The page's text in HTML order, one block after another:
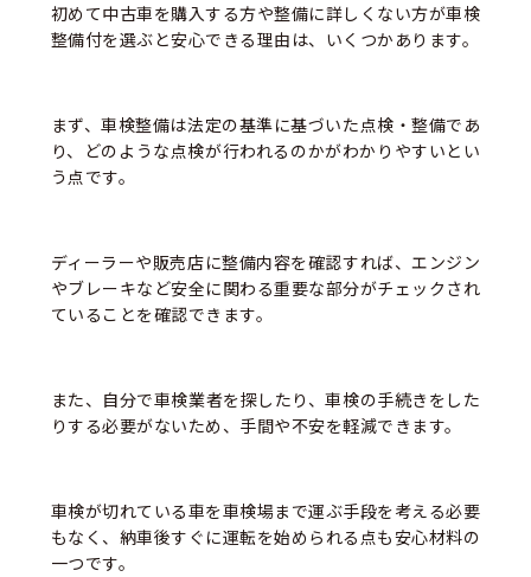
初めて中古車を購入する方や整備に詳しくない方が車検
整備付を選ぶと安心できる理由は、いくつかあります。
まず、車検整備は法定の基準に基づいた点検・整備であ
り、どのような点検が行われるのかがわかりやすいとい
う点です。
ディーラーや販売店に整備内容を確認すれば、エンジン
やブレーキなど安全に関わる重要な部分がチェックされ
ていることを確認できます。
また、自分で車検業者を探したり、車検の手続きをした
りする必要がないため、手間や不安を軽減できます。
車検が切れている車を車検場まで運ぶ手段を考える必要
もなく、納車後すぐに運転を始められる点も安心材料の
一つです。